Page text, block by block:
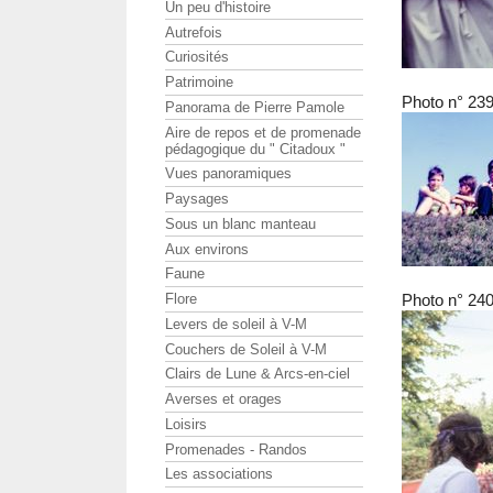
Photo n°
Photo n°
Un peu d'histoire
Autrefois
Curiosités
Patrimoine
Panorama de Pierre Pamole
Aire de repos et de promenade
pédagogique du " Citadoux "
Vues panoramiques
Paysages
Sous un blanc manteau
Aux environs
Faune
Flore
Levers de soleil à V-M
Couchers de Soleil à V-M
Clairs de Lune & Arcs-en-ciel
Averses et orages
Loisirs
Promenades - Randos
Les associations